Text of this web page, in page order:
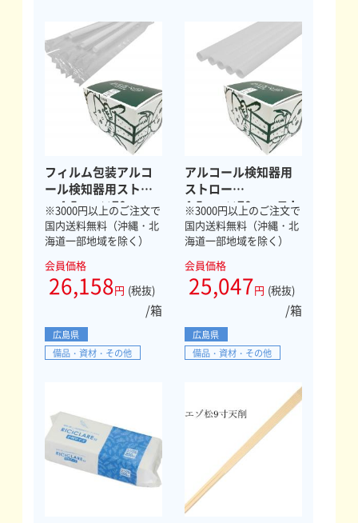
フィルム包装アルコ
ール検知器用ストロ
ー 4.5mm×70mm
ストレート 16000本
※3000円以上のご注文で
国内送料無料（沖縄・北
海道一部地域を除く）
会員価格
26,158円 (税抜)
/箱
広島県
備品・資材・その他
アルコール検知器用
ストロー
4.5mm×70mm スト
レート 40000本
※3000円以上のご注文で
国内送料無料（沖縄・北
海道一部地域を除く）
会員価格
25,047円 (税抜)
/箱
広島県
備品・資材・その他